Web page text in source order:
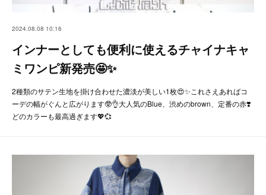
2024.08.08 10:16
インナーとしても便利に使えるチャイナキャ
ミワンピ新発売🤩✨
2種類のサテン生地を掛け合わせた濃淡が美しい1枚😍✨これさえあればコ
ーデの幅がぐんと広がります🥸👌大人気のBlue、渋めのbrown、定番の赤❣️
どのカラーも最高過ぎます💖💞